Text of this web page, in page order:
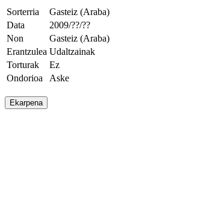
Sorterria
Gasteiz (Araba)
Data
2009/??/??
Non
Gasteiz (Araba)
Erantzulea Udaltzainak
Torturak
Ez
Ondorioa
Aske